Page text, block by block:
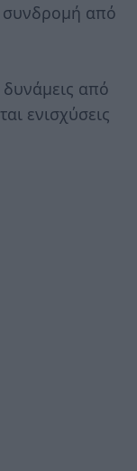
συνδρομή από
από
ενισχύσεις